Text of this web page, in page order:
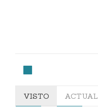
VISTO ACTUAL